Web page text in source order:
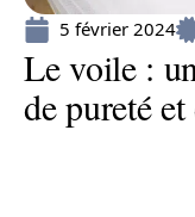
5 février 2024
Le voile :
de pureté et